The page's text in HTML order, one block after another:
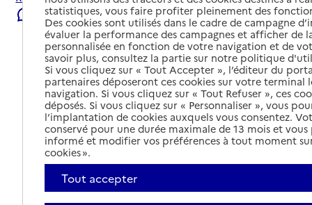
Signaler une erreur
statistiques, vous faire profiter pleinement des
Des cookies sont utilisés dans le cadre de campagne
évaluer la performance des campagnes et afficher de
personnalisée en fonction de votre navigation et de
savoir plus, consultez la partie sur notre politique
Si vous cliquez sur « Tout Accepter », l’éditeur du
partenaires déposeront ces cookies sur votre terminal
navigation. Si vous cliquez sur « Tout Refuser », ces
déposés. Si vous cliquez sur « Personnaliser », vous
l’implantation de cookies auxquels vous consentez.
conservé pour une durée maximale de 13 mois et
informé et modifier vos préférences à tout moment
cookies ».
Tout accepter